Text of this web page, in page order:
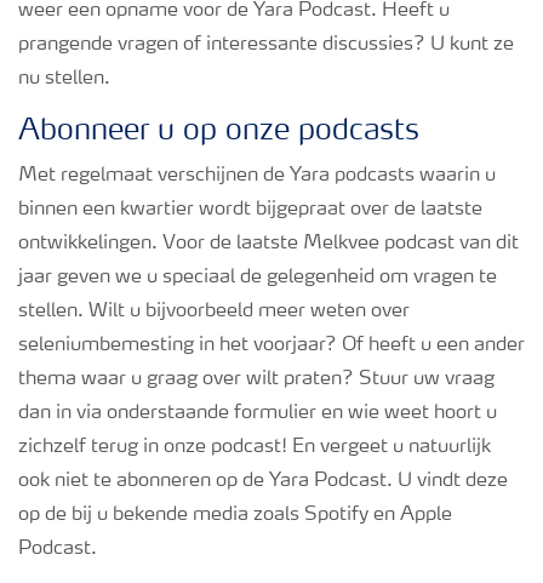
Webinars
weer een opname voor de Yara Podcast. Heeft u
prangende vragen of interessante discussies? U kunt ze
nu stellen.
Abonneer u op onze podcasts
Met regelmaat verschijnen de Yara podcasts waarin u
binnen een kwartier wordt bijgepraat over de laatste
ontwikkelingen. Voor de laatste Melkvee podcast van dit
jaar geven we u speciaal de gelegenheid om vragen te
stellen. Wilt u bijvoorbeeld meer weten over
seleniumbemesting in het voorjaar? Of heeft u een ander
thema waar u graag over wilt praten? Stuur uw vraag
dan in via onderstaande formulier en wie weet hoort u
zichzelf terug in onze podcast! En vergeet u natuurlijk
ook niet te abonneren op de Yara Podcast. U vindt deze
op de bij u bekende media zoals Spotify en Apple
Podcast.